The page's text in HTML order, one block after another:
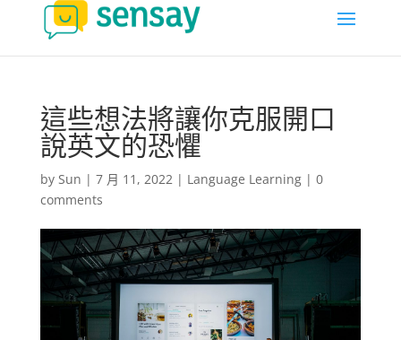
這些想法將讓你克服開口
說英文的恐懼
by Sun | 7 月 11, 2022| Language Learning| 0
comments